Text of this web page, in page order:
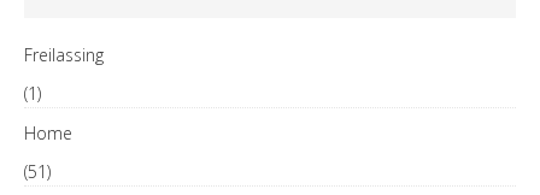
Freilassing
(1)
Home
(51)